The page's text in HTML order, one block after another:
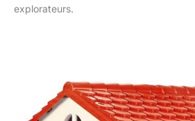
explorateurs.